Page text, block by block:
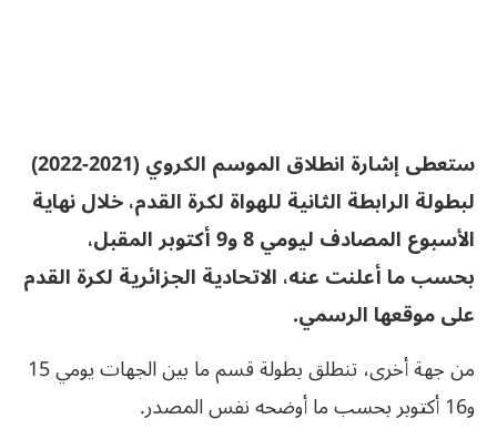
ستعطى إشارة انطلاق الموسم الكروي (2021-2022)
لبطولة الرابطة الثانية للهواة لكرة القدم، خلال نهاية
الأسبوع المصادف ليومي 8 و9 أكتوبر المقبل،
بحسب ما أعلنت عنه، الاتحادية الجزائرية لكرة القدم
على موقعها الرسمي.
من جهة أخرى، تنطلق بطولة قسم ما بين الجهات يومي 15
و16 أكتوبر بحسب ما أوضحه نفس المصدر.